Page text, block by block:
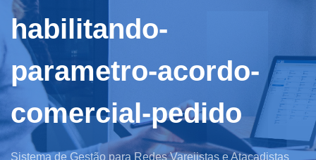
habilitando-
parametro-acordo-
comercial-pedido
Sistema de Gestão para Redes Varejistas e Atacadistas